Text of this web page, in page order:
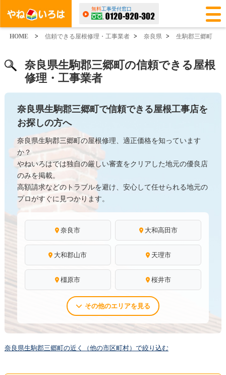
無料工事受付窓口
HOME > 信頼できる屋根修理・工事業者 > 奈良県 > 生駒郡三郷町
奈良県生駒郡三郷町の信頼できる屋根
修理・工事業者
奈良県生駒郡三郷町で信頼できる屋根工事店を
お探しの方へ
奈良県生駒郡三郷町の屋根修理、適正価格を知っています
か？
やねいろはでは独自の厳しい審査をクリアした地元の優良店
のみを掲載。
高額請求などのトラブルを避け、安心して任せられる地元の
プロがすぐに見つかります。
奈良市 大和高田市
大和郡山市 天理市
橿原市 桜井市
その他のエリアを見る
奈良県生駒郡三郷町の近く（他の市区町村）で絞り込む